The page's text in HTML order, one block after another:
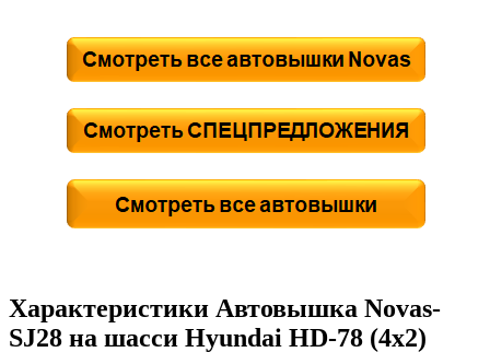
Характеристики Автовышка Novas-
SJ28 на шасси Hyundai HD-78 (4х2)